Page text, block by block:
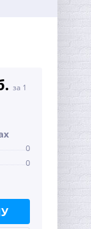
за 1
0
0